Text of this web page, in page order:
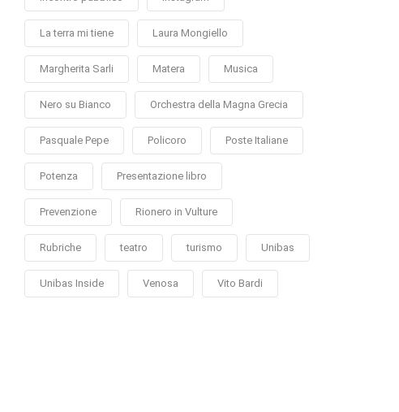
La terra mi tiene Laura Mongiello
Margherita Sarli Matera Musica
Nero su Bianco Orchestra della Magna Grecia
Pasquale Pepe Policoro Poste Italiane
Potenza Presentazione libro
Prevenzione Rionero in Vulture
Rubriche teatro turismo Unibas
Unibas Inside Venosa Vito Bardi